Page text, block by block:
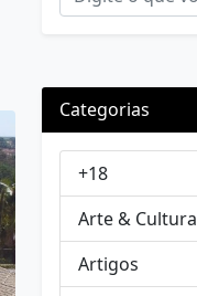
Categorias
+18
Arte & Cultura
Artigos